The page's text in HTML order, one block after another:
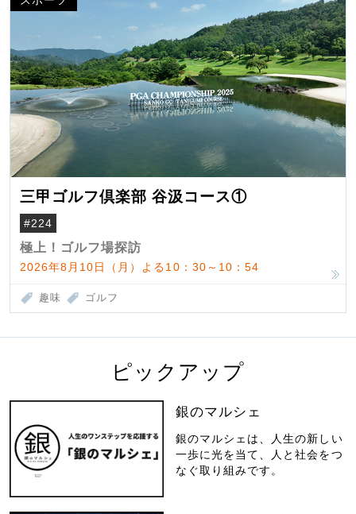
三甲ゴルフ倶楽部 谷汲コース①
#224
極上！ゴルフ場探訪
2026年8月10日（月）よる10：30～10：54
趣味 ゴルフ
ピックアップ
銀のマルシェ
銀のマルシェは、人生の新しい
一歩に光を当て、人と社会をつ
なぐ取り組みです。